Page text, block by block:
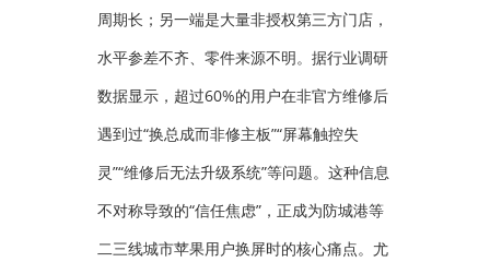
周期长；另一端是大量非授权第三方门店，
水平参差不齐、零件来源不明。据行业调研
数据显示，超过60%的用户在非官方维修后
遇到过“换总成而非修主板”“屏幕触控失
灵”“维修后无法升级系统”等问题。这种信息
不对称导致的“信任焦虑”，正成为防城港等
二三线城市苹果用户换屏时的核心痛点。尤